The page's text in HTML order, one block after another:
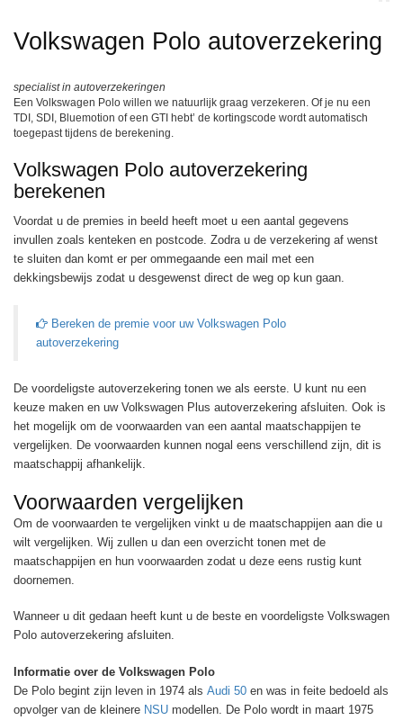
Volkswagen Polo autoverzekering
specialist in autoverzekeringen
Een Volkswagen Polo willen we natuurlijk graag verzekeren. Of je nu een
TDI, SDI, Bluemotion of een GTI hebt’ de kortingscode wordt automatisch
toegepast tijdens de berekening.
Volkswagen Polo autoverzekering
berekenen
Voordat u de premies in beeld heeft moet u een aantal gegevens
invullen zoals kenteken en postcode. Zodra u de verzekering af wenst
te sluiten dan komt er per ommegaande een mail met een
dekkingsbewijs zodat u desgewenst direct de weg op kun gaan.
Bereken de premie voor uw Volkswagen Polo
autoverzekering
De voordeligste autoverzekering tonen we als eerste. U kunt nu een
keuze maken en uw Volkswagen Plus autoverzekering afsluiten. Ook is
het mogelijk om de voorwaarden van een aantal maatschappijen te
vergelijken. De voorwaarden kunnen nogal eens verschillend zijn, dit is
maatschappij afhankelijk.
Voorwaarden vergelijken
Om de voorwaarden te vergelijken vinkt u de maatschappijen aan die u
wilt vergelijken. Wij zullen u dan een overzicht tonen met de
maatschappijen en hun voorwaarden zodat u deze eens rustig kunt
doornemen.
Wanneer u dit gedaan heeft kunt u de beste en voordeligste Volkswagen
Polo autoverzekering afsluiten.
Informatie over de Volkswagen Polo
De Polo begint zijn leven in 1974 als Audi 50 en was in feite bedoeld als
opvolger van de kleinere NSU modellen. De Polo wordt in maart 1975